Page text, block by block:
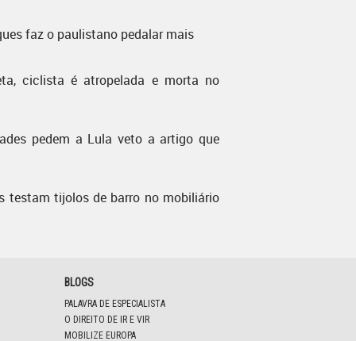
faz o paulistano pedalar mais
ciclista é atropelada e morta no
pedem a Lula veto a artigo que
testam tijolos de barro no mobiliário
BLOGS
PALAVRA DE ESPECIALISTA
O DIREITO DE IR E VIR
MOBILIZE EUROPA